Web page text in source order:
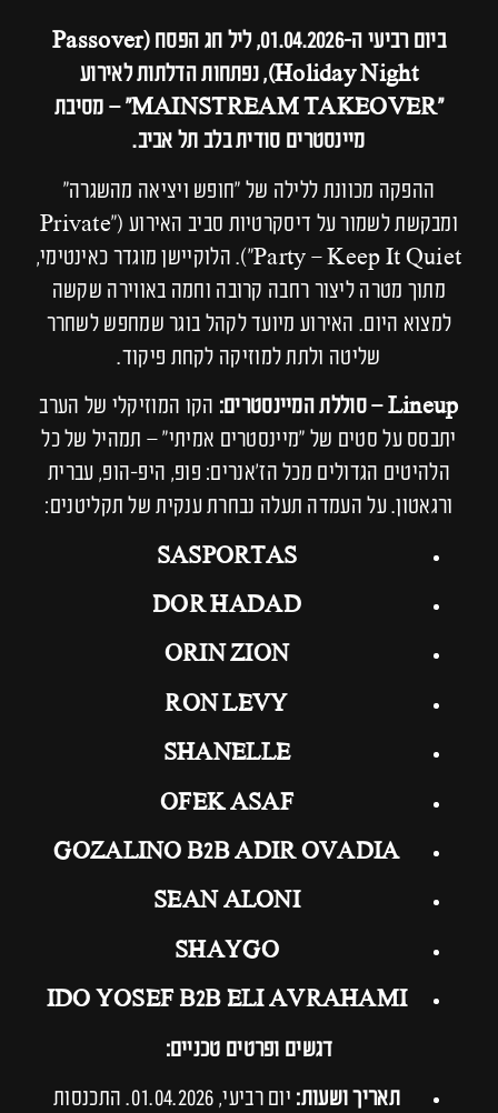
ביום רביעי ה-01.04.2026, ליל חג הפסח (Passover
Holiday Night), נפתחות הדלתות לאירוע
"MAINSTREAM TAKEOVER" – מסיבת
מיינסטרים סודית בלב תל אביב.
ההפקה מכוונת ללילה של "חופש ויציאה מהשגרה"
ומבקשת לשמור על דיסקרטיות סביב האירוע ("Private
Party – Keep It Quiet"). הלוקיישן מוגדר כאינטימי,
מתוך מטרה ליצור רחבה קרובה וחמה באווירה שקשה
למצוא היום. האירוע מיועד לקהל בוגר שמחפש לשחרר
שליטה ולתת למוזיקה לקחת פיקוד.
Lineup – סוללת המיינסטרים:
הקו המוזיקלי של הערב
יתבסס על סטים של "מיינסטרים אמיתי" – תמהיל של כל
הלהיטים הגדולים מכל הז'אנרים: פופ, היפ-הופ, עברית
ורגאטון. על העמדה תעלה נבחרת ענקית של תקליטנים:
SASPORTAS
DOR HADAD
ORIN ZION
RON LEVY
SHANELLE
OFEK ASAF
GOZALINO B2B ADIR OVADIA
SEAN ALONI
SHAYGO
IDO YOSEF B2B ELI AVRAHAMI
דגשים ופרטים טכניים:
תאריך ושעות:
יום רביעי, 01.04.2026. התכנסות